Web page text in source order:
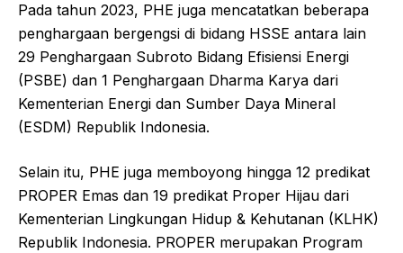
Pada tahun 2023, PHE juga mencatatkan beberapa
penghargaan bergengsi di bidang HSSE antara lain
29 Penghargaan Subroto Bidang Efisiensi Energi
(PSBE) dan 1 Penghargaan Dharma Karya dari
Kementerian Energi dan Sumber Daya Mineral
(ESDM) Republik Indonesia.
Selain itu, PHE juga memboyong hingga 12 predikat
PROPER Emas dan 19 predikat Proper Hijau dari
Kementerian Lingkungan Hidup & Kehutanan (KLHK)
Republik Indonesia. PROPER merupakan Program